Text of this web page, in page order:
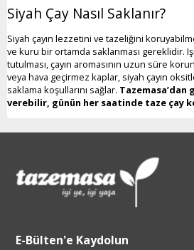
Siyah Çay Nasıl Saklanır?
Siyah çayın lezzetini ve tazeliğini
ve kuru bir ortamda saklanması gereklidir.
tutulması, çayın aromasının uzun süre
veya hava geçirmez kaplar, siyah çayın
saklama koşullarını sağlar. Tazemasa’dan
verebilir, günün her saatinde taze çay
E-Bülten'e Kaydolun